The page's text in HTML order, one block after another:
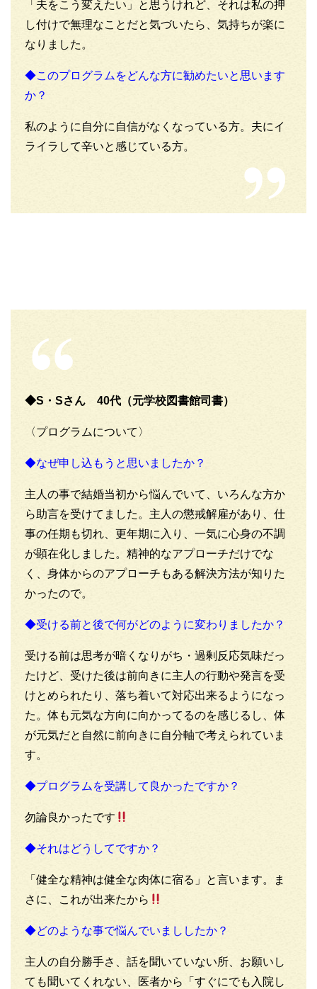
「夫をこう変えたい」と思うけれど、それは私の押
し付けで無理なことだと気づいたら、気持ちが楽に
なりました。
◆このプログラムをどんな方に勧めたいと思います
か？
私のように自分に自信がなくなっている方。夫にイ
ライラして辛いと感じている方。
◆S・Sさん 40代（元学校図書館司書）
〈プログラムについて〉
◆なぜ申し込もうと思いましたか？
主人の事で結婚当初から悩んでいて、いろんな方か
ら助言を受けてました。主人の懲戒解雇があり、仕
事の任期も切れ、更年期に入り、一気に心身の不調
が顕在化しました。精神的なアプローチだけでな
く、身体からのアプローチもある解決方法が知りた
かったので。
◆受ける前と後で何がどのように変わりましたか？
受ける前は思考が暗くなりがち・過剰反応気味だっ
たけど、受けた後は前向きに主人の行動や発言を受
けとめられたり、落ち着いて対応出来るようになっ
た。体も元気な方向に向かってるのを感じるし、体
が元気だと自然に前向きに自分軸で考えられていま
す。
◆プログラムを受講して良かったですか？
勿論良かったです
◆それはどうしてですか？
「健全な精神は健全な肉体に宿る」と言います。ま
さに、これが出来たから
◆どのような事で悩んでいまししたか？
主人の自分勝手さ、話を聞いていない所、お願いし
ても聞いてくれない、医者から「すぐにでも入院し